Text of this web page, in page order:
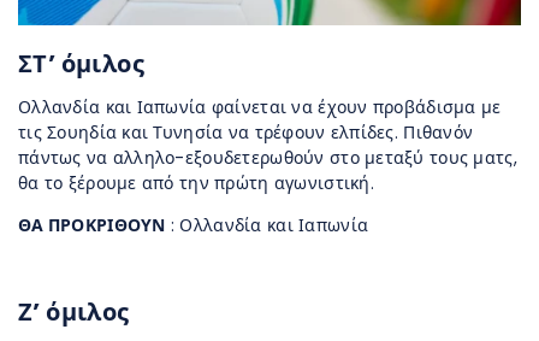
ΣΤ’ όμιλος
Ολλανδία και Ιαπωνία φαίνεται να έχουν προβάδισμα με
τις Σουηδία και Τυνησία να τρέφουν ελπίδες. Πιθανόν
πάντως να αλληλο-εξουδετερωθούν στο μεταξύ τους ματς,
θα το ξέρουμε από την πρώτη αγωνιστική.
ΘΑ ΠΡΟΚΡΙΘΟΥΝ : Ολλανδία και Ιαπωνία
Ζ’ όμιλος